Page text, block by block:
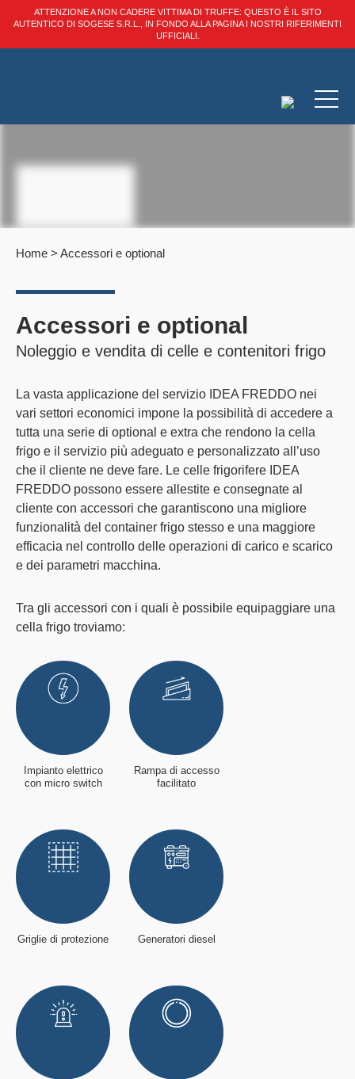
ATTENZIONE A NON CADERE VITTIMA DI TRUFFE: QUESTO È IL SITO
AUTENTICO DI SOGESE S.R.L., IN FONDO ALLA PAGINA I NOSTRI RIFERIMENTI
UFFICIALI.
Home > Accessori e optional
Accessori e optional
Noleggio e vendita di celle e contenitori frigo
La vasta applicazione del servizio IDEA FREDDO nei
vari settori economici impone la possibilità di accedere a
tutta una serie di optional e extra che rendono la cella
frigo e il servizio più adeguato e personalizzato all’uso
che il cliente ne deve fare. Le celle frigorifere IDEA
FREDDO possono essere allestite e consegnate al
cliente con accessori che garantiscono una migliore
funzionalità del container frigo stesso e una maggiore
efficacia nel controllo delle operazioni di carico e scarico
e dei parametri macchina.
Tra gli accessori con i quali è possibile equipaggiare una
cella frigo troviamo:
Impianto elettrico
con micro switch
Rampa di accesso
facilitato
Griglie di protezione Generatori diesel